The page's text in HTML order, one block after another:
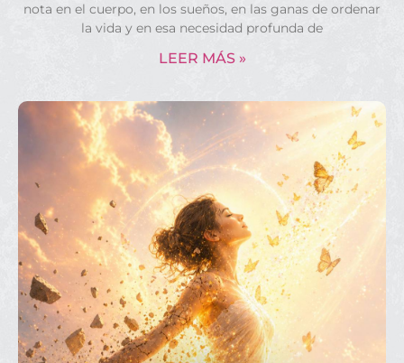
nota en el cuerpo, en los sueños, en las ganas de ordenar
la vida y en esa necesidad profunda de
LEER MÁS »